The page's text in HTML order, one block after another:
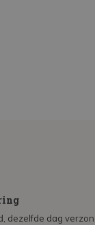
dezelfde dag